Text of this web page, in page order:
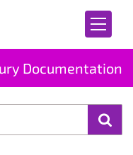
Documentation